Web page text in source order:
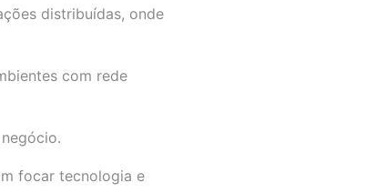
distribuídas, onde
com rede
focar tecnologia e